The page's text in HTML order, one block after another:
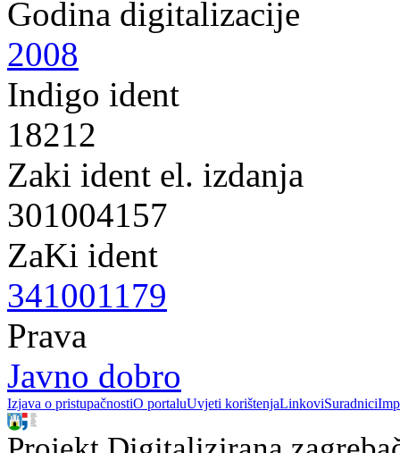
Godina digitalizacije
2008
Indigo ident
18212
Zaki ident el. izdanja
301004157
ZaKi ident
341001179
Prava
Javno dobro
Izjava o pristupačnostiO portaluUvjeti korištenjaLinkoviSuradnici